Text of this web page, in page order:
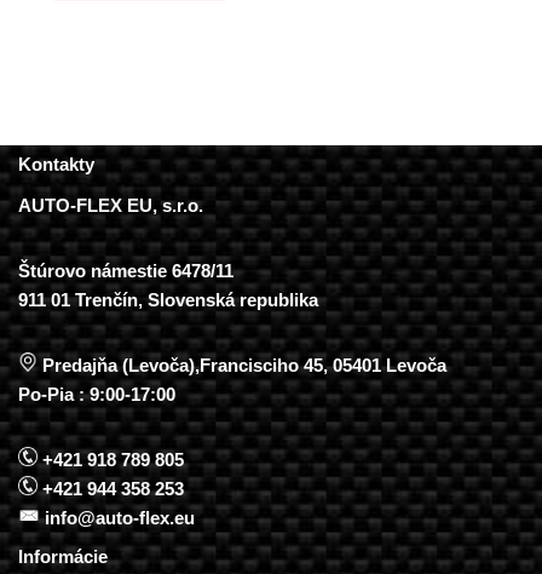
Kontakty
AUTO-FLEX EU, s.r.o.
Štúrovo námestie 6478/11
911 01 Trenčín, Slovenská republika
Predajňa (Levoča),Francisciho 45, 05401 Levoča
Po-Pia : 9:00-17:00
+421 918 789 805
+421 944 358 253
info@auto-flex.eu
Informácie